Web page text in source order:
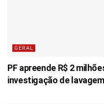
GERAL
PF apreende R$ 2
investigação de